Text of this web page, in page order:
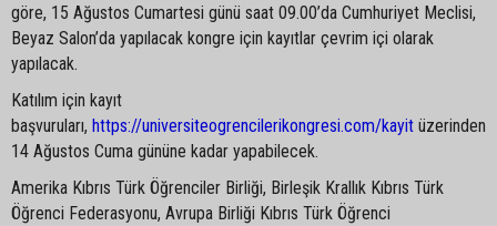
göre, 15 Ağustos Cumartesi günü saat 09.00’da Cumhuriyet Meclisi,
Beyaz Salon’da yapılacak kongre için kayıtlar çevrim içi olarak
yapılacak.
Katılım için kayıt
başvuruları, https://universiteogrencilerikongresi.com/kayit üzerinden
14 Ağustos Cuma gününe kadar yapabilecek.
Amerika Kıbrıs Türk Öğrenciler Birliği, Birleşik Krallık Kıbrıs Türk
Öğrenci Federasyonu, Avrupa Birliği Kıbrıs Türk Öğrenci